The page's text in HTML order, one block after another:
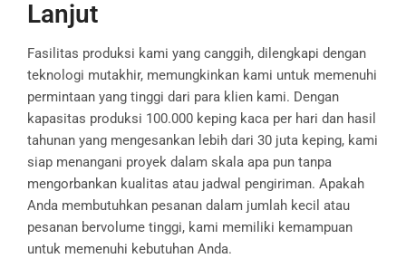
Lanjut
Fasilitas produksi kami yang canggih, dilengkapi dengan
teknologi mutakhir, memungkinkan kami untuk memenuhi
permintaan yang tinggi dari para klien kami. Dengan
kapasitas produksi 100.000 keping kaca per hari dan hasil
tahunan yang mengesankan lebih dari 30 juta keping, kami
siap menangani proyek dalam skala apa pun tanpa
mengorbankan kualitas atau jadwal pengiriman. Apakah
Anda membutuhkan pesanan dalam jumlah kecil atau
pesanan bervolume tinggi, kami memiliki kemampuan
untuk memenuhi kebutuhan Anda.